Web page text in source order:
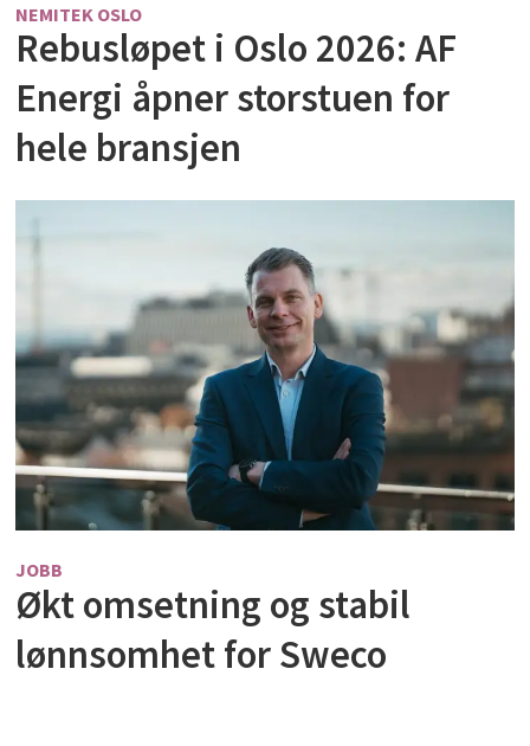
NEMITEK OSLO
Rebusløpet i Oslo 2026: AF
Energi åpner storstuen for
hele bransjen
JOBB
Økt omsetning og stabil
lønnsomhet for Sweco